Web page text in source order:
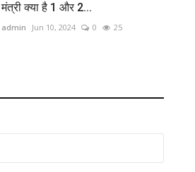
मंत्री क्या है 1 और 2...
admin Jun 10, 2024 0 25